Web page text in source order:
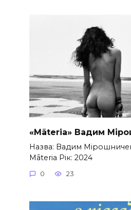
«Māteria» Вадим
Назва: Вадим
Māteria Рік: 2024
0 23